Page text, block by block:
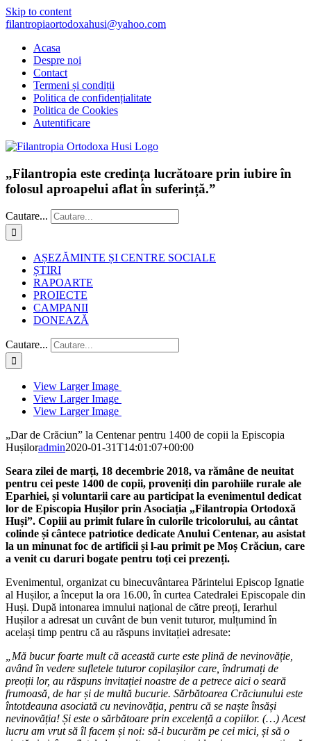
Skip to content
filantropiaortodoxahusi@yahoo.com
Acasa
Despre noi
Contact
Termeni și condiții
Politica de confidențialitate
Politica de Cookies
Autentificare
„Filantropia este credința lucrătoare prin iubire în
folosul aproapelui aflat în suferință.”
Cautare...
AȘEZĂMINTE ȘI CENTRE SOCIALE
ȘTIRI
RAPOARTE
PROIECTE
CAMPANII
DONEAZĂ
Cautare...
View Larger Image
View Larger Image
View Larger Image
„Dar de Crăciun” la Centenar pentru 1400 de copii la Episcopia
Hușiloradmin2020-01-31T14:01:07+00:00
Seara zilei de marți, 18 decembrie 2018, va rămâne de neuitat
pentru cei peste 1400 de copii, proveniți din parohiile rurale ale
Eparhiei, și voluntarii care au participat la evenimentul dedicat
lor de Episcopia Hușilor prin Asociația „Filantropia Ortodoxă
Huși”. Copiii au primit fulare în culorile tricolorului, au cântat
colinde și cântece patriotice dedicate Anului Centenar, au asistat
la un minunat foc de artificii și l-au primit pe Moș Crăciun, care
a venit cu daruri bogate pentru toți cei prezenți.
Evenimentul, organizat cu binecuvântarea Părintelui Episcop Ignatie
al Hușilor, a început la ora 16.00, în curtea Catedralei Episcopale din
Huși. După intonarea imnului național de către preoți, Ierarhul
Hușilor a adresat un cuvânt de bun venit tuturor, mulțumind în
același timp pentru că au răspuns invitației adresate:
„Mă bucur foarte mult că această curte este plină de nevinovăție,
având în vedere sufletele tuturor copilașilor care, îndrumați de
preoții lor, au răspuns invitației noastre de a petrece aici o seară
frumoasă, de har și de multă bucurie. Sărbătoarea Crăciunului este
întotdeauna asociată cu nevinovăția, pentru că se naște însăși
nevinovăția! Și este o sărbătoare prin excelență a copiilor. (…) Acest
lucru am vrut să îl facem și noi: să-i bucurăm pe cei mici, și să o